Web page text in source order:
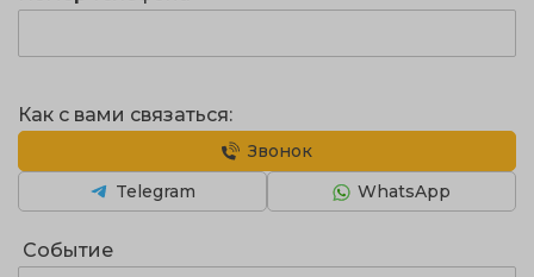
Событие
Как с вами связаться:
Звонок
WhatsApp
Telegram